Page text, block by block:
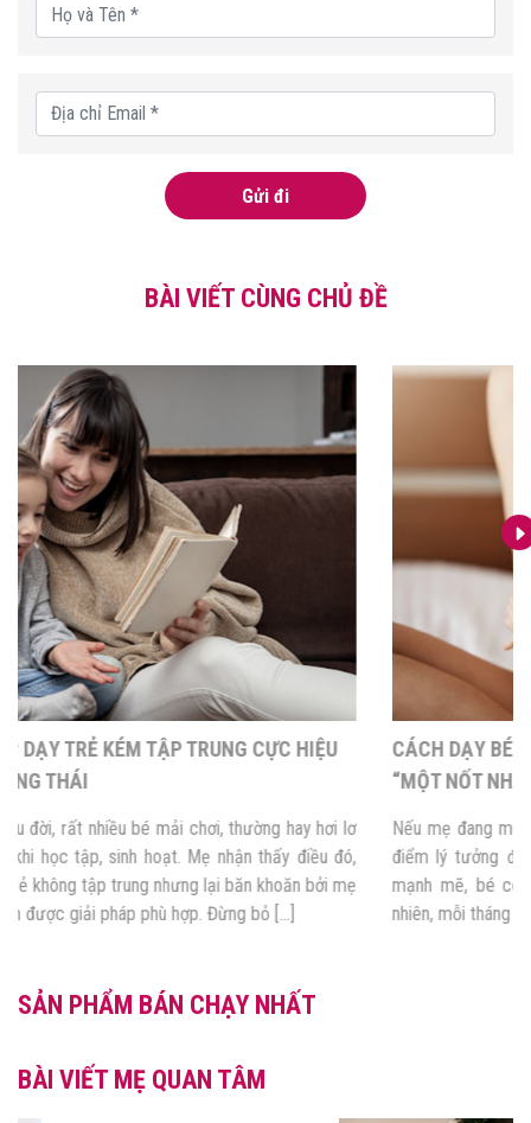
Gửi đi
BÀI VIẾT CÙNG CHỦ ĐỀ
13 PHƯƠNG PHÁP DẠY TRẺ KÉM TẬP TRUNG CỰC HIỆU
QUẢ CỦA MẸ THÔNG THÁI
Trong những năm đầu đời, rất nhiều bé mải chơi, thường hay hơi lơ
là và mất tập trung khi học tập, sinh hoạt. Mẹ nhận thấy điều đó,
muốn tìm cách dạy trẻ không tập trung nhưng lại băn khoăn bởi mẹ
có kinh nghiệm và tìm được giải pháp phù hợp. Đừng bỏ […]
SẢN PHẨM BÁN CHẠY NHẤT
BÀI VIẾT MẸ QUAN TÂM